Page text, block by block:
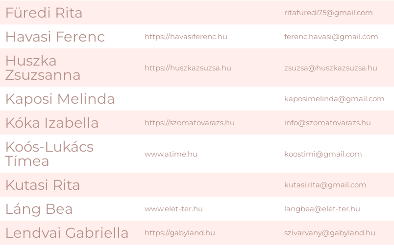
Füredi Rita ritafuredi75@gmail.com
Havasi Ferenc https://havasiferenc.hu ferenc.havasi@gmail.com
Huszka
Zsuzsanna
https://huszkazsuzsa.hu zsuzsa@huszkazsuzsa.hu
Kaposi Melinda kaposimelinda@gmail.com
Kóka Izabella https://szomatovarazs.hu info@szomatovarazs.hu
Koós-Lukács
Tímea
www.atime.hu koostimi@gmail.com
Kutasi Rita kutasi.rita@gmail.com
Láng Bea www.elet-ter.hu langbea@elet-ter.hu
Lendvai Gabriella https://gabyland.hu szivarvany@gabyland.hu